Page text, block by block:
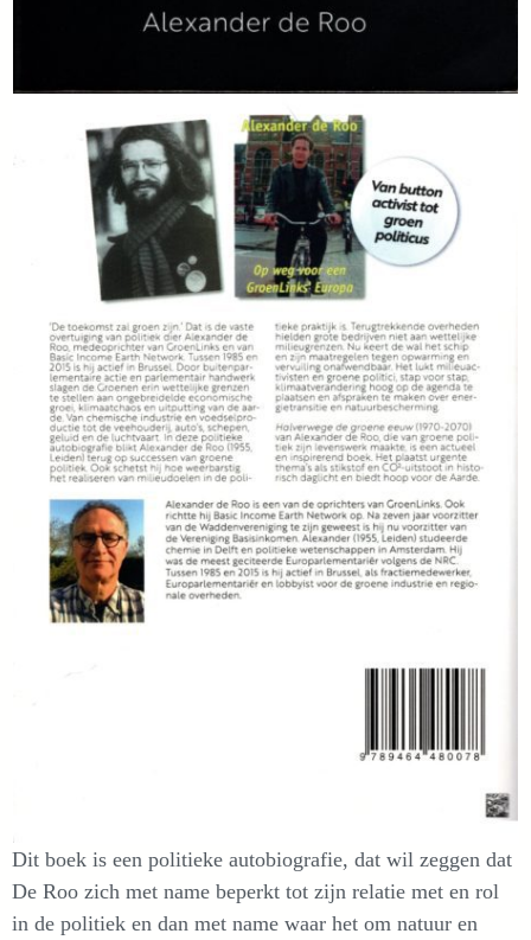
Dit boek is een politieke autobiografie, dat wil zeggen dat
De Roo zich met name beperkt tot zijn relatie met en rol
in de politiek en dan met name waar het om natuur en